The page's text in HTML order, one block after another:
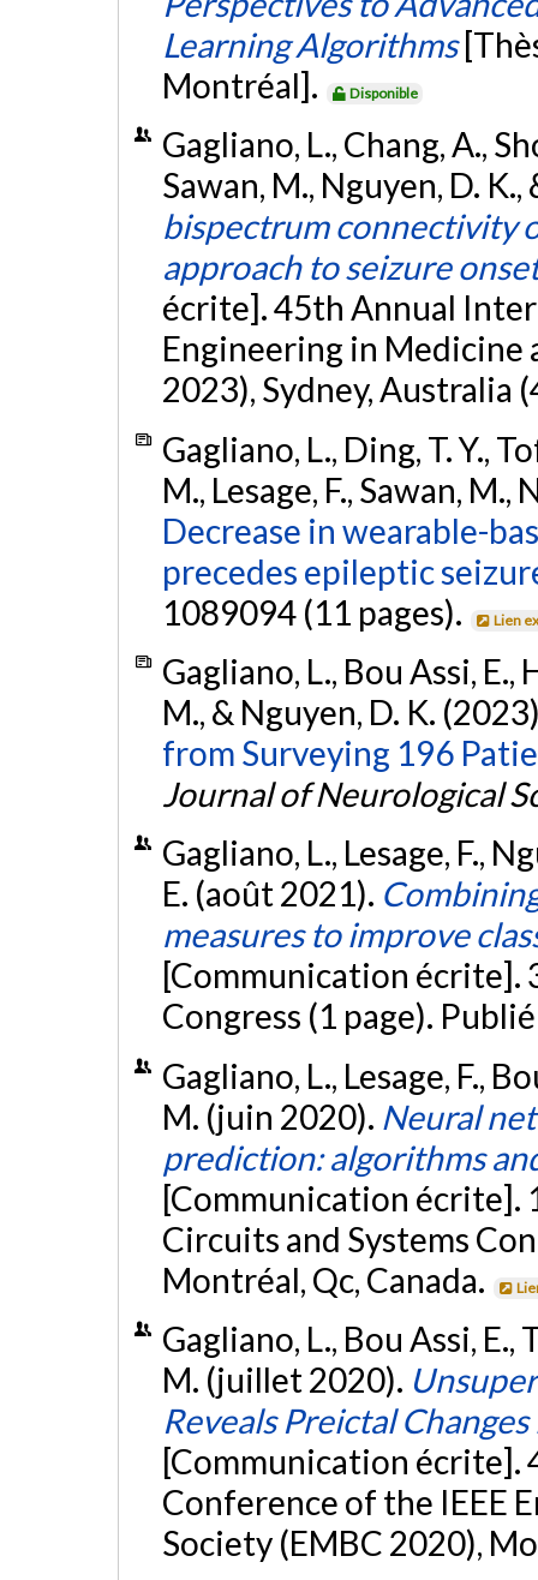
Learning Algorithms
Montréal].
Disponible
Gagliano, L., Chang, A.,
Sawan, M., Nguyen, D.
bispectrum connectivity
approach to seizure
écrite]. 45th Annual
Engineering in Medicine
2023), Sydney, Australia
Gagliano, L., Ding, T. Y.,
M., Lesage, F., Sawan,
Decrease in wearable-
precedes epileptic
1089094 (11 pages).
Lien
Gagliano, L., Bou Assi, E.,
M., & Nguyen, D. K.
from Surveying 196
Journal of Neurological
Gagliano, L., Lesage, F.,
E. (août 2021).
measures to improve
[Communication
Congress (1 page).
Gagliano, L., Lesage, F.,
M. (juin 2020). Neural
prediction: algorithms
[Communication écrite].
Circuits and Systems
Montréal, Qc, Canada.
Gagliano, L., Bou Assi, E.,
M. (juillet 2020).
Reveals Preictal
[Communication
Conference of the IEEE
Society (EMBC 2020),